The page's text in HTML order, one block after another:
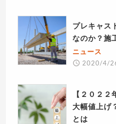
プレキャス
なのか？施
ニュース
2020/4/
【２０２
大幅値上げ
とは